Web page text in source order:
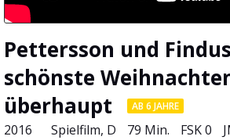
Pettersson und
schönste
überhaupt
AB 6 JAHRE
2016 Spielfilm, D 79 Min. FSK 0